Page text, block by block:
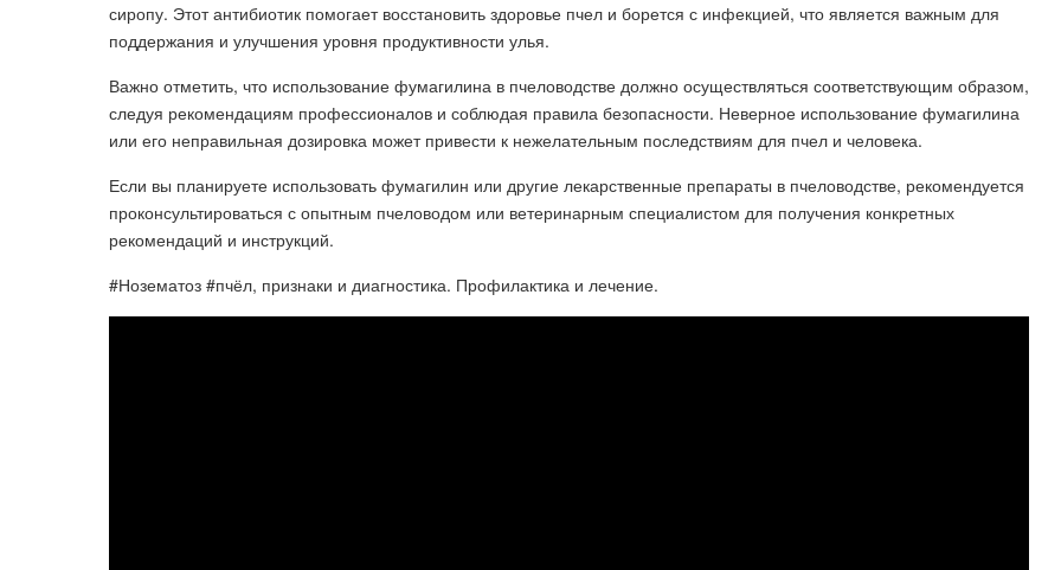
сиропу. Этот антибиотик помогает восстановить здоровье пчел и борется с инфекцией, что является важным для
поддержания и улучшения уровня продуктивности улья.
Важно отметить, что использование фумагилина в пчеловодстве должно осуществляться соответствующим образом,
следуя рекомендациям профессионалов и соблюдая правила безопасности. Неверное использование фумагилина
или его неправильная дозировка может привести к нежелательным последствиям для пчел и человека.
Если вы планируете использовать фумагилин или другие лекарственные препараты в пчеловодстве, рекомендуется
проконсультироваться с опытным пчеловодом или ветеринарным специалистом для получения конкретных
рекомендаций и инструкций.
#Нозематоз #пчёл, признаки и диагностика. Профилактика и лечение.